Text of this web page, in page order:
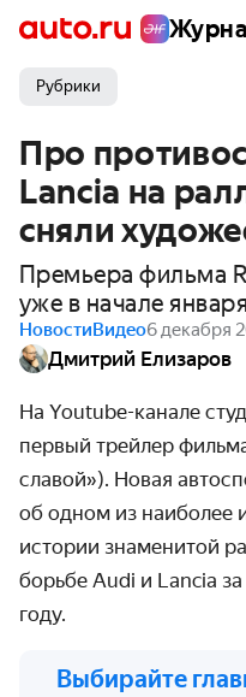
Рубрики
Про
Lancia на
сняли
Премьера фильма
уже в начале января
НовостиВидео6 декабря
Дмитрий Елизаров
На Youtube-канале
первый трейлер
славой»). Новая
об одном из наиболее
истории знаменитой
борьбе Audi и Lancia
году.
Выбирайте